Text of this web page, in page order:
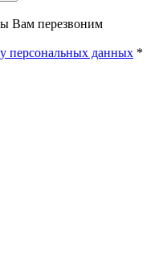
Вам перезвоним
персональных данных *